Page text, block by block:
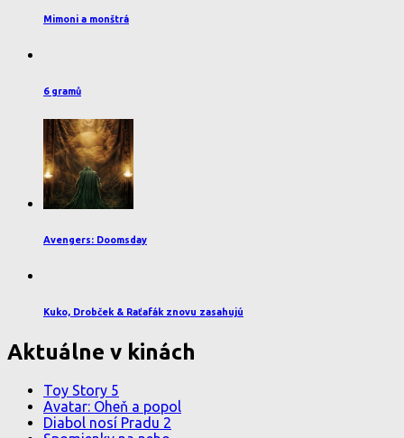
Mimoni a monštrá
6 gramů
Avengers: Doomsday
Kuko, Drobček & Raťafák znovu zasahujú
Aktuálne v kinách
Toy Story 5
Avatar: Oheň a popol
Diabol nosí Pradu 2